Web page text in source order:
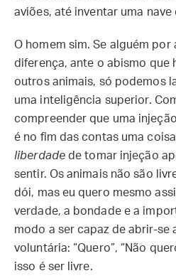
aviões, até inventar uma
O homem sim. Se alguém por
diferença, ante o abismo que
outros animais, só podemos
uma inteligência superior.
compreender que uma
é no fim das contas uma
liberdadede tomar injeção
sentir. Os animais não são
dói, mas eu quero mesmo
verdade, a bondade e a
modo a ser capaz de abrir-se
voluntária: “Quero”, “Não
isso é ser livre.